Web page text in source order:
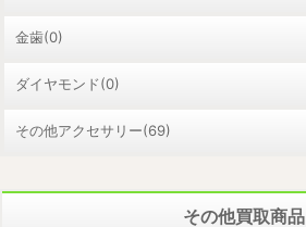
金歯(0)
ダイヤモンド(0)
その他アクセサリー(69)
その他買取商品